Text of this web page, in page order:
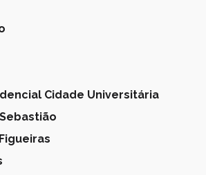
Cidade Universitária
Sebastião